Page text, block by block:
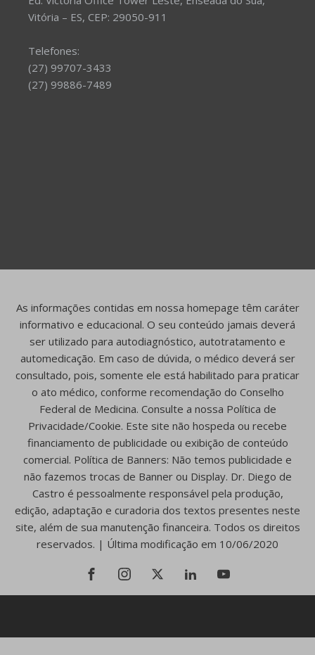
Vitória – ES, CEP: 29050-911
Telefones:
(27) 99707-3433
(27) 99886-7489
As informações contidas em nossa homepage têm caráter
informativo e educacional. O seu conteúdo jamais deverá
ser utilizado para autodiagnóstico, autotratamento e
automedicação. Em caso de dúvida, o médico deverá ser
consultado, pois, somente ele está habilitado para praticar
o ato médico, conforme recomendação do Conselho
Federal de Medicina. Consulte a nossa Política de
Privacidade/Cookie. Este site não hospeda ou recebe
financiamento de publicidade ou exibição de conteúdo
comercial. Política de Banners: Não temos publicidade e
não fazemos trocas de Banner ou Display. Dr. Diego de
Castro é pessoalmente responsável pela produção,
edição, adaptação e curadoria dos textos presentes neste
site, além de sua manutenção financeira. Todos os direitos
reservados. | Última modificação em 10/06/2020